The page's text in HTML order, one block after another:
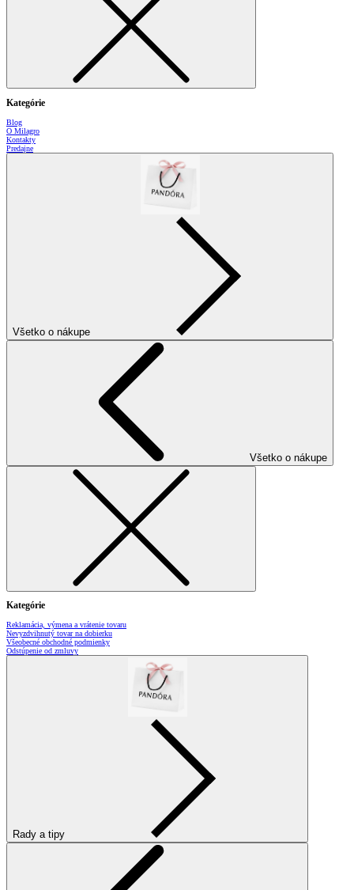
Kategórie
Blog
O Milagro
Kontakty
Predajne
Všetko o nákupe
Všetko o nákupe
Kategórie
Reklamácia, výmena a vrátenie tovaru
Nevyzdvihnutý tovar na dobierku
Všeobecné obchodné podmienky
Odstúpenie od zmluvy
Rady a tipy